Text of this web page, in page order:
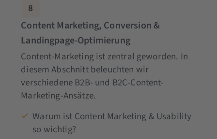
8
Content Marketing, Conversion &
Landingpage-Optimierung
Content-Marketing ist zentral geworden. In
diesem Abschnitt beleuchten wir
verschiedene B2B- und B2C-Content-
Marketing-Ansätze.
Warum ist Content Marketing & Usability
so wichtig?